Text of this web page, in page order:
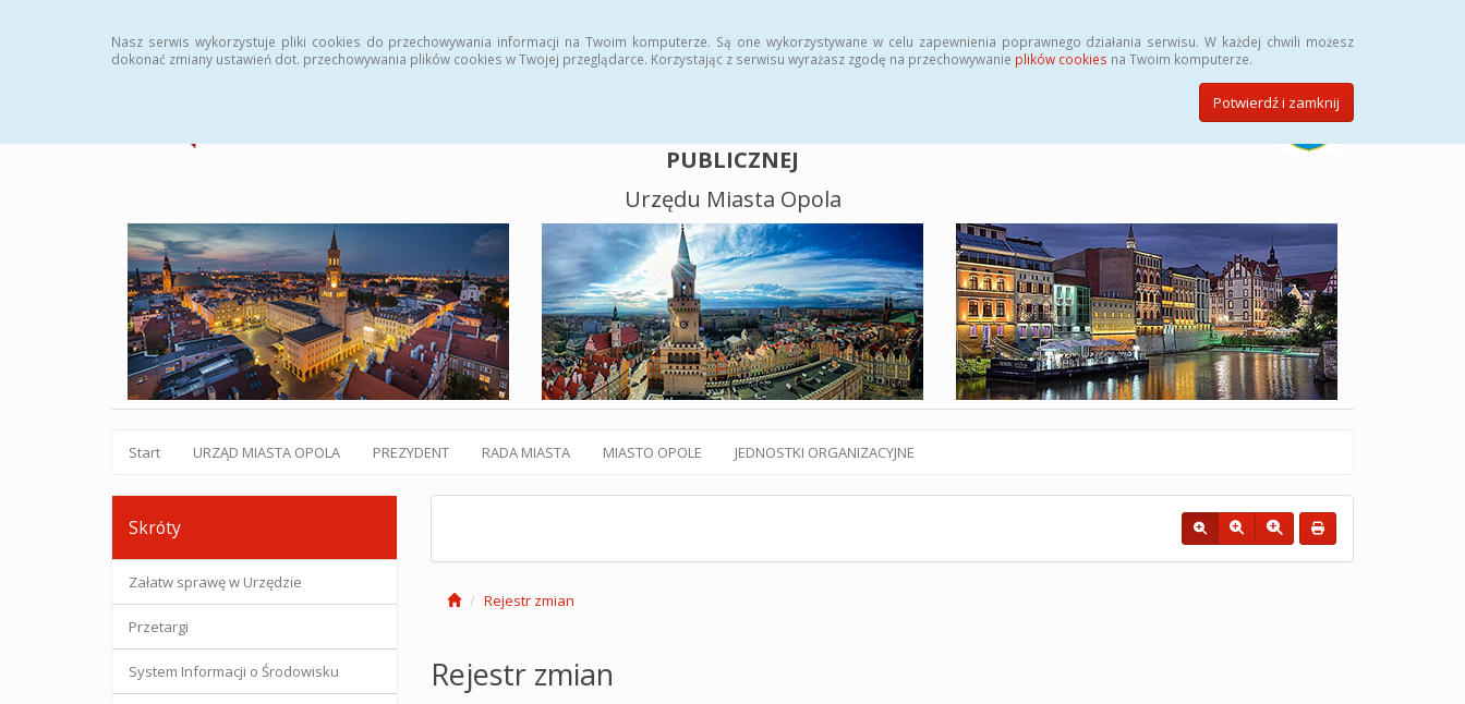
Nasz serwis wykorzystuje pliki cookies do przechowywania informacji na Twoim komputerze. Są one wykorzystywane w celu zapewnienia poprawnego działania serwisu. W każdej chwili możesz
dokonać zmiany ustawień dot. przechowywania plików cookies w Twojej przeglądarce. Korzystając z serwisu wyrażasz zgodę na przechowywanie plików cookies na Twoim komputerze.
Potwierdź i zamknij
PUBLICZNEJ
Urzędu Miasta Opola
Start URZĄD MIASTA OPOLA PREZYDENT RADA MIASTA MIASTO OPOLE JEDNOSTKI ORGANIZACYJNE
Skróty
Załatw sprawę w Urzędzie
Przetargi
System Informacji o Środowisku
Rejestr zmian
Rejestr zmian